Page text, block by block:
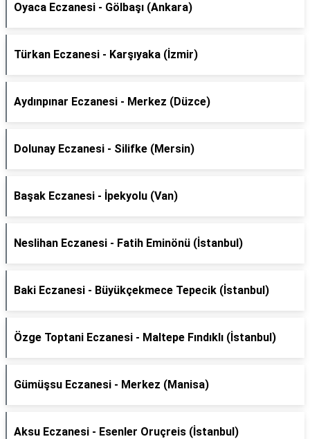
Oyaca Eczanesi - Gölbaşı (Ankara)
Türkan Eczanesi - Karşıyaka (İzmir)
Aydınpınar Eczanesi - Merkez (Düzce)
Dolunay Eczanesi - Silifke (Mersin)
Başak Eczanesi - İpekyolu (Van)
Neslihan Eczanesi - Fatih Eminönü (İstanbul)
Baki Eczanesi - Büyükçekmece Tepecik (İstanbul)
Özge Toptani Eczanesi - Maltepe Fındıklı (İstanbul)
Gümüşsu Eczanesi - Merkez (Manisa)
Aksu Eczanesi - Esenler Oruçreis (İstanbul)